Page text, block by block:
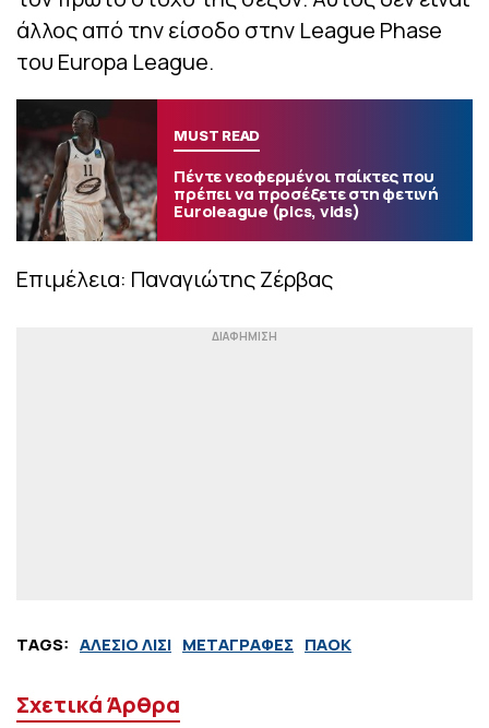
άλλος από την είσοδο στην League Phase
του Europa League.
MUST READ
Πέντε νεοφερμένοι παίκτες που
πρέπει να προσέξετε στη φετινή
Euroleague (pics, vids)
Επιμέλεια: Παναγιώτης Ζέρβας
TAGS: ΑΛΕΣΙΟ ΛΙΣΙ ΜΕΤΑΓΡΑΦΕΣ ΠΑΟΚ
Σχετικά Άρθρα